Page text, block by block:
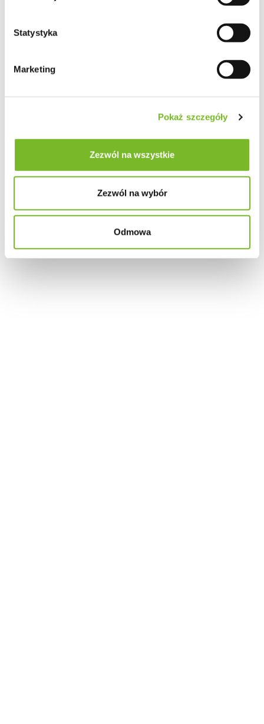
Statystyka
Marketing
Pokaż szczegóły
Zezwól na wszystkie
Zezwól na wybór
Odmowa